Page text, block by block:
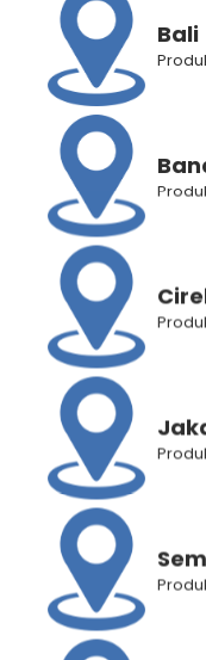
Kategori Perawatan
Brand: Salon Daily
Deskripsi Produk
Informasi Tambahan
Penilaian Produk (0)
RELATED PRODUCTS
Bali